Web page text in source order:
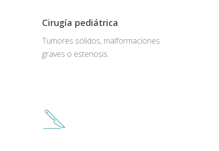
Cirugía pediátrica
Tumores sólidos, malformaciones
graves o estenosis.